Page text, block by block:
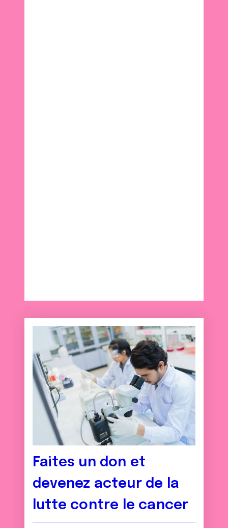
Faites un don et
devenez acteur de la
lutte contre le cancer